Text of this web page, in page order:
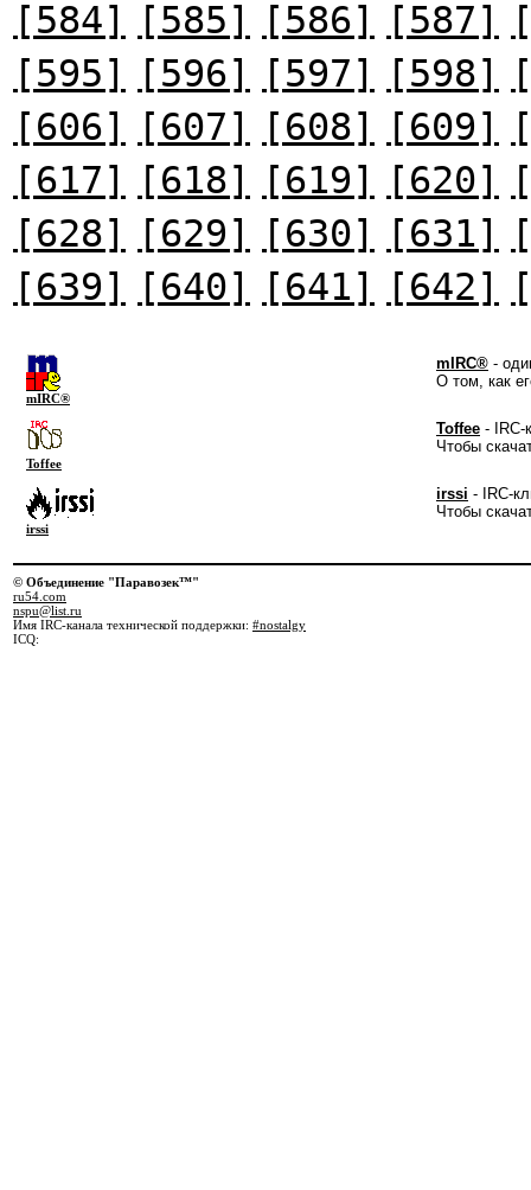
[584] [585] [586] [587]
[595]
[596] [597] [598]
[606]
[607] [608] [609]
[617]
[618] [619] [620]
[628]
[629] [630] [631]
[639]
[640] [641] [642]
mIRC®
mIRC® -
О том, как
Toffee
Toffee - IRC-
Чтобы
irssi
irssi - IRC-
Чтобы
© Объединение "Паравозек™"
ru54.com
nspu@list.ru
Имя IRC-канала технической поддержки: #nostalgy
ICQ: